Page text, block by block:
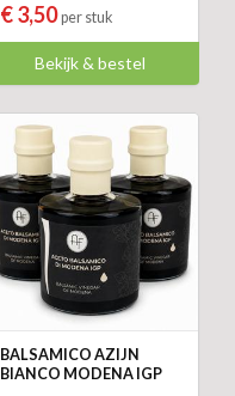
€ 3,50per stuk
Bekijk & bestel
BALSAMICO AZIJN
BIANCO MODENA IGP